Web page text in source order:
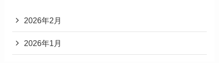
2026年2月
2026年1月